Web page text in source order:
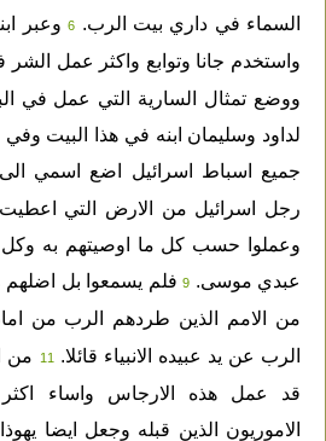
السماء في داري بيت الرب. 6وعبر
واستخدم جانا وتوابع واكثر عمل
ووضع تمثال السارية التي عمل في
لداود وسليمان ابنه في هذا البيت
جميع اسباط اسرائيل اضع اسمي الى
رجل اسرائيل من الارض التي اعطيت
وعملوا حسب كل ما اوصيتهم به وكل
عبدي موسى. 9فلم يسمعوا بل اضلهم
من الامم الذين طردهم الرب من
الرب عن يد عبيده الانبياء قائلا.
11من
قد عمل هذه الارجاس واساء
الاموريون الذين قبله وجعل ايضا